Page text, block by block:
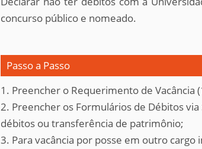
concurso público e nomeado.
Passo a Passo
1. Preencher o Requerimento de Vacância
2. Preencher os Formulários de Débitos
débitos ou transferência de patrimônio;
3. Para vacância por posse em outro